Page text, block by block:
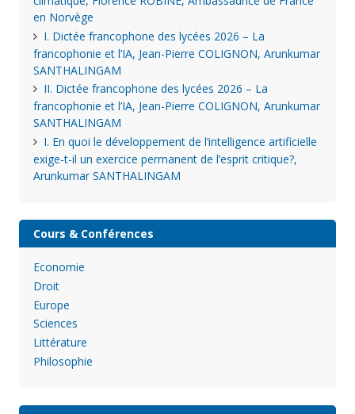
en Norvège
I. Dictée francophone des lycées 2026 – La
francophonie et l’IA, Jean-Pierre COLIGNON, Arunkumar
SANTHALINGAM
II. Dictée francophone des lycées 2026 – La
francophonie et l’IA, Jean-Pierre COLIGNON, Arunkumar
SANTHALINGAM
I. En quoi le développement de l’intelligence artificielle
exige-t-il un exercice permanent de l’esprit critique?,
Arunkumar SANTHALINGAM
Cours & Conférences
Economie
Droit
Europe
Sciences
Littérature
Philosophie